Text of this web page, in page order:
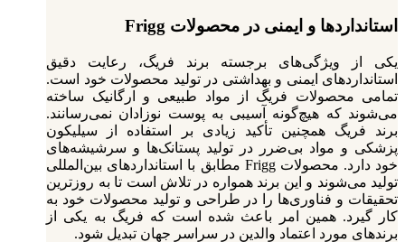
استانداردها و ایمنی در محصولات Frigg
یکی از ویژگی‌های برجسته برند فریگ، رعایت دقیق
استانداردهای ایمنی و بهداشتی در تولید محصولات خود است.
تمامی محصولات فریگ از مواد طبیعی و ارگانیک ساخته
می‌شوند که هیچ‌گونه آسیبی به پوست نوزادان نمی‌رسانند.
برند فریگ همچنین تأکید زیادی بر استفاده از سیلیکون
پزشکی و مواد بی‌ضرر در تولید پستانک‌ها و سرشیشه‌های
خود دارد.
محصولات Frigg مطابق با استانداردهای بین‌المللی
تولید می‌شوند و این برند همواره در تلاش است تا به روزترین
تحقیقات و فناوری‌ها را در طراحی و تولید محصولات خود به
کار گیرد. همین امر باعث شده است که فریگ به یکی از
برندهای مورد اعتماد والدین در سراسر جهان تبدیل شود.